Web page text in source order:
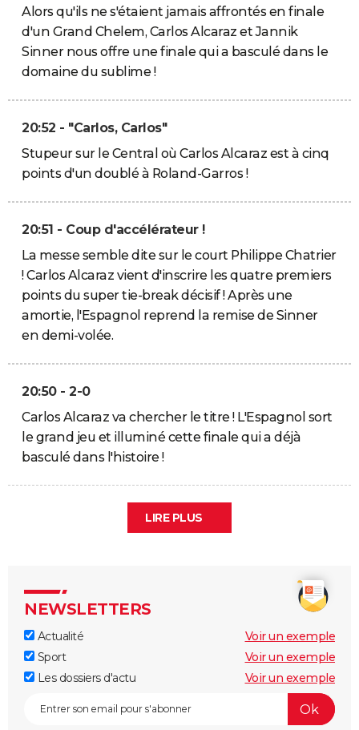
Alors qu'ils ne s'étaient jamais affrontés en finale
d'un Grand Chelem, Carlos Alcaraz et Jannik
Sinner nous offre une finale qui a basculé dans le
domaine du sublime !
20:52 - "Carlos, Carlos"
Stupeur sur le Central où Carlos Alcaraz est à cinq
points d'un doublé à Roland-Garros !
20:51 - Coup d'accélérateur !
La messe semble dite sur le court Philippe Chatrier
! Carlos Alcaraz vient d'inscrire les quatre premiers
points du super tie-break décisif ! Après une
amortie, l'Espagnol reprend la remise de Sinner
en demi-volée.
20:50 - 2-0
Carlos Alcaraz va chercher le titre ! L'Espagnol sort
le grand jeu et illuminé cette finale qui a déjà
basculé dans l'histoire !
LIRE PLUS
NEWSLETTERS
Actualité
Voir un exemple
Sport
Voir un exemple
Les dossiers d'actu
Voir un exemple